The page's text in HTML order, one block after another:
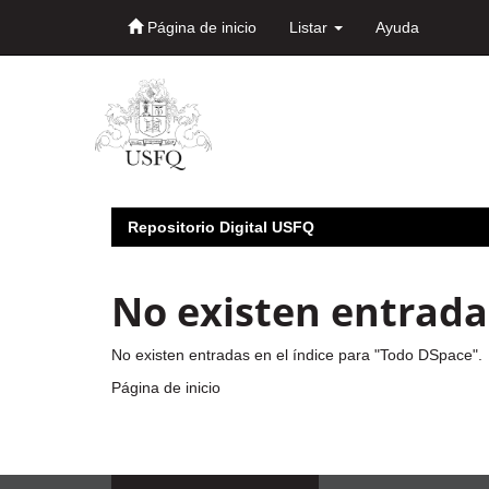
Página de inicio Listar Ayuda
Repositorio Digital USFQ
No existen
No existen entradas en el índice para "Todo DSpace".
Página de inicio